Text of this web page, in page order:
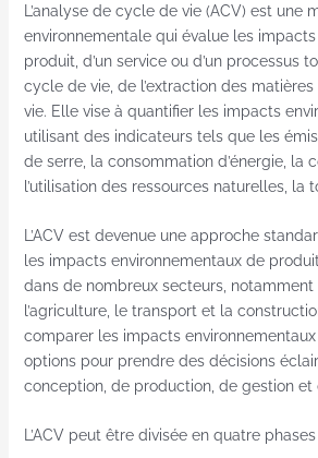
L’analyse de cycle de vie (ACV) est une
environnementale qui évalue les impacts
produit, d’un service ou d’un processus
cycle de vie, de l’extraction des
vie. Elle vise à quantifier les impacts
utilisant des indicateurs tels que les
de serre, la consommation d’énergie, la
l’utilisation des ressources naturelles, la
L’ACV est devenue une approche
les impacts environnementaux de
dans de nombreux secteurs, notamment
l’agriculture, le transport et la
comparer les impacts
options pour prendre des décisions
conception, de production, de gestion et
L’ACV peut être divisée en quatre